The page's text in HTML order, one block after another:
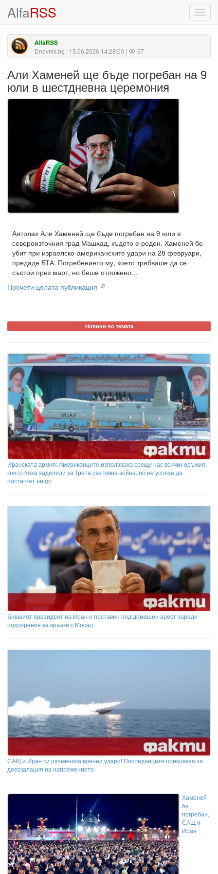
AlfaRSS
AlfaRSS
Dnevnik.bg | 13.06.2026 14:28:00 | 57
Али Хаменей ще бъде погребан на 9
юли в шестдневна церемония
Аятолах Али Хаменей ще бъде погребан на 9 юли в
североизточния град Машхад, където е роден. Хаменей бе
убит при израелско-американските удари на 28 февруари,
предаде БТА. Погребението му, което трябваше да се
състои през март, но беше отложено...
Прочети цялата публикация
Новини по темата
Иранската армия: Американците използваха срещу нас всички оръжия,
които бяха заделили за Трета световна война, но не успяха да
постигнат нищо
Бившият президент на Иран е поставен под домашен арест заради
подозрения за връзки с Мосад
САЩ и Иран си размениха военни удари! Посредниците призоваха за
деескалация на напрежението
Хаменей
бе
погребан,
САЩ и
Иран